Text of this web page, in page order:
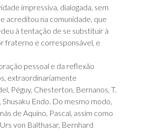
impressiva, dialogada, sem
acreditou na comunidade, que
à tentação de se substituir à
fraterno e corresponsável, e
pessoal e da reflexão
extraordinariamente
Péguy, Chesterton, Bernanos, T.
Endo. Do mesmo modo,
de Aquino, Pascal, assim como
von Balthasar, Bernhard